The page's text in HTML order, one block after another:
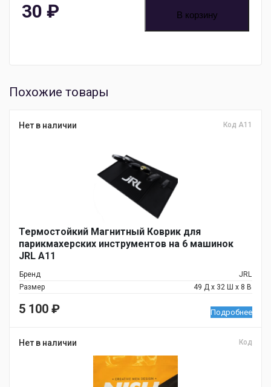
30 ₽ В корзину
Похожие товары
Нет в наличии Код А11
Термостойкий Магнитный Коврик для
парикмахерских инструментов на 6 машинок
JRL А11
Бренд
JRL
Размер
49 Д x 32 Ш х 8 В
5 100 ₽ Подробнее
Нет в наличии Код